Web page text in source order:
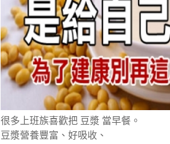
很多上班族喜歡把 豆漿 當早餐。
豆漿營養豐富、好吸收、